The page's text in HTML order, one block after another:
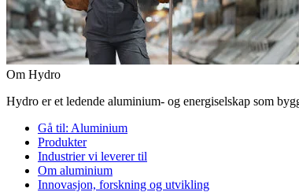
Om Hydro
Hydro er et ledende aluminium- og energiselskap som
Gå til: Aluminium
Produkter
Industrier vi leverer til
Om aluminium
Innovasjon, forskning og utvikling